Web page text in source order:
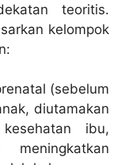
teoritis.
kelompok
(sebelum
diutamakan
ibu,